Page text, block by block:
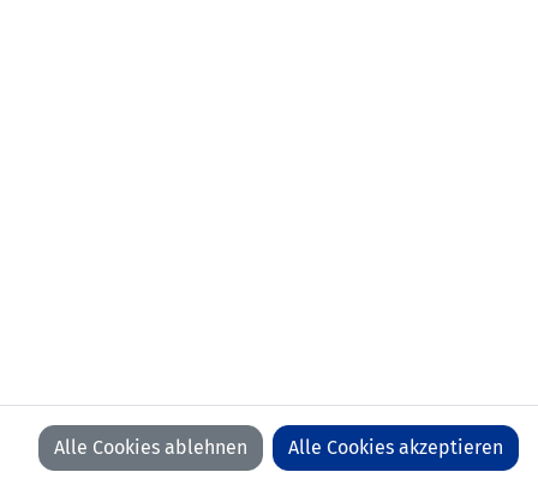
Alle Cookies ablehnen Alle Cookies akzeptieren